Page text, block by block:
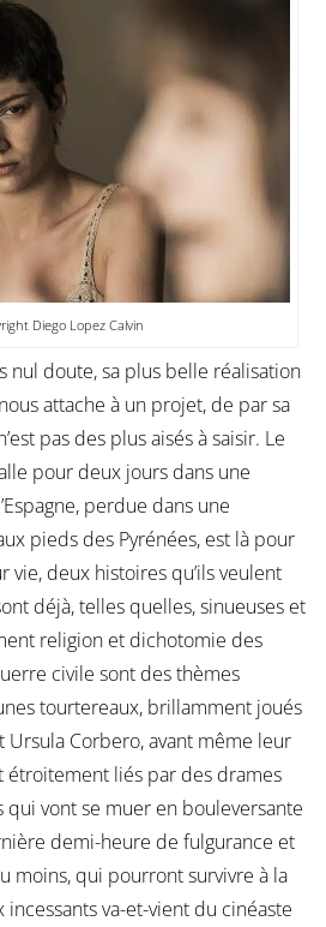
Diego Lopez Calvin
nul doute, sa plus belle réalisation
attache à un projet, de par sa
pas des plus aisés à saisir. Le
pour deux jours dans une
perdue dans une
pieds des Pyrénées, est là pour
deux histoires qu’ils veulent
déjà, telles quelles, sinueuses et
religion et dichotomie des
civile sont des thèmes
tourtereaux, brillamment joués
Ursula Corbero, avant même leur
étroitement liés par des drames
vont se muer en bouleversante
demi-heure de fulgurance et
moins, qui pourront survivre à la
va-et-vient du cinéaste